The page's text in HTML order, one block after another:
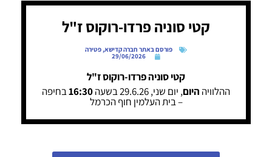
קטי סוניה פרדו-רוקוס ז"ל
פורסם באתר חברה קדישא,פטירה
29/06/2026
קטי סוניה פרדו-רוקוס ז"ל
ההלוויה היום, יום שני, 29.6.26 בשעה 16:30בחיפה
– בית העלמין חוף הכרמל